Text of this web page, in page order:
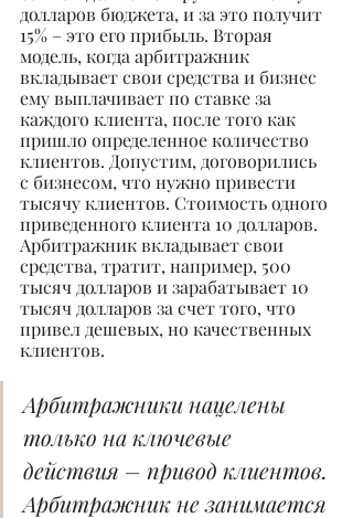
долларов бюджета, и за это получит
15% – это его прибыль. Вторая
модель, когда арбитражник
вкладывает свои средства и бизнес
ему выплачивает по ставке за
каждого клиента, после того как
пришло определенное количество
клиентов. Допустим, договорились
с бизнесом, что нужно привести
тысячу клиентов. Стоимость одного
приведенного клиента 10 долларов.
Арбитражник вкладывает свои
средства, тратит, например, 500
тысяч долларов и зарабатывает 10
тысяч долларов за счет того, что
привел дешевых, но качественных
клиентов.
Арбитражники нацелены
только на ключевые
действия – привод клиентов.
Арбитражник не занимается